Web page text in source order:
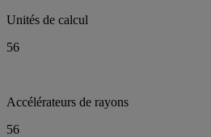
Unités de calcul
56
Accélérateurs de rayons
56